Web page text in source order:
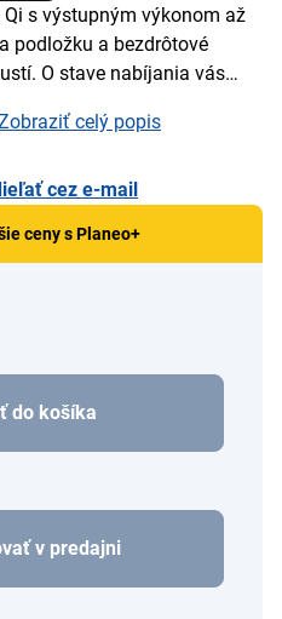
s výstupným výkonom až
podložku a bezdrôtové
O stave nabíjania vás
celý popis
cez e-mail
ceny s Planeo+
do košíka
v predajni